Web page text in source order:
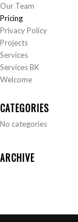
Our Team
Pricing
Privacy Policy
Projects
Services
Services BK
Welcome
CATEGORIES
No categories
ARCHIVE